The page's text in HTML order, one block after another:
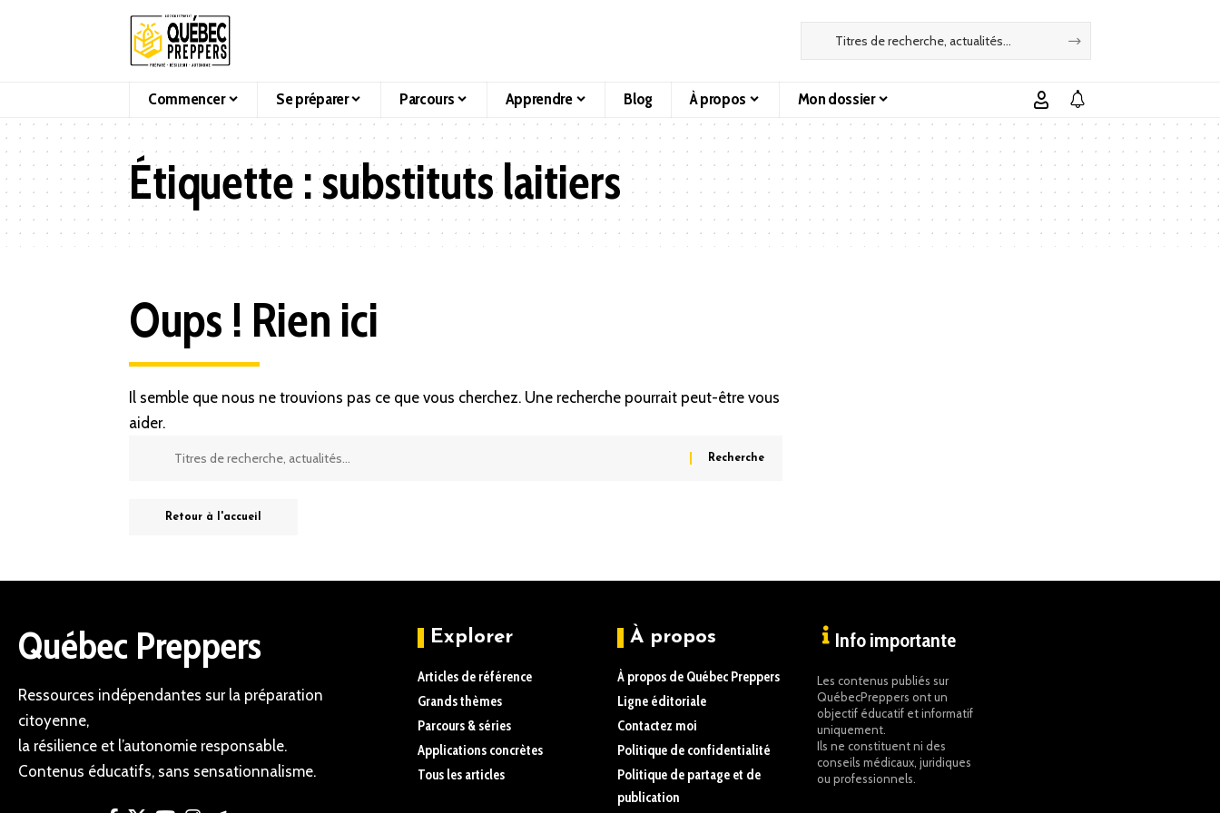
Commencer Se préparer Parcours Apprendre Blog À propos Mon dossier
Étiquette :substituts laitiers
Oups ! Rien ici
Il semble que nous ne trouvions pas ce que vous cherchez. Une recherche pourrait peut-être vous
aider.
Retour à l'accueil
Québec Preppers
Ressources indépendantes sur la préparation
citoyenne,
la résilience et l’autonomie responsable.
Contenus éducatifs, sans sensationnalisme.
Explorer
Articles de référence
Grands thèmes
Parcours & séries
Applications concrètes
Tous les articles
À propos
À propos de Québec Preppers
Ligne éditoriale
Contactez moi
Politique de confidentialité
Politique de partage et de
publication
Info importante
Les contenus publiés sur
QuébecPreppers ont un
objectif éducatif et informatif
uniquement.
Ils ne constituent ni des
conseils médicaux, juridiques
ou professionnels.